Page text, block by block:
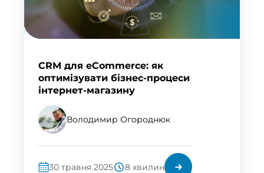
CRM для eCommerce: як
оптимізувати бізнес-процеси
інтернет-магазину
Володимир Огороднюк
30 травня 2025 8 хвилин